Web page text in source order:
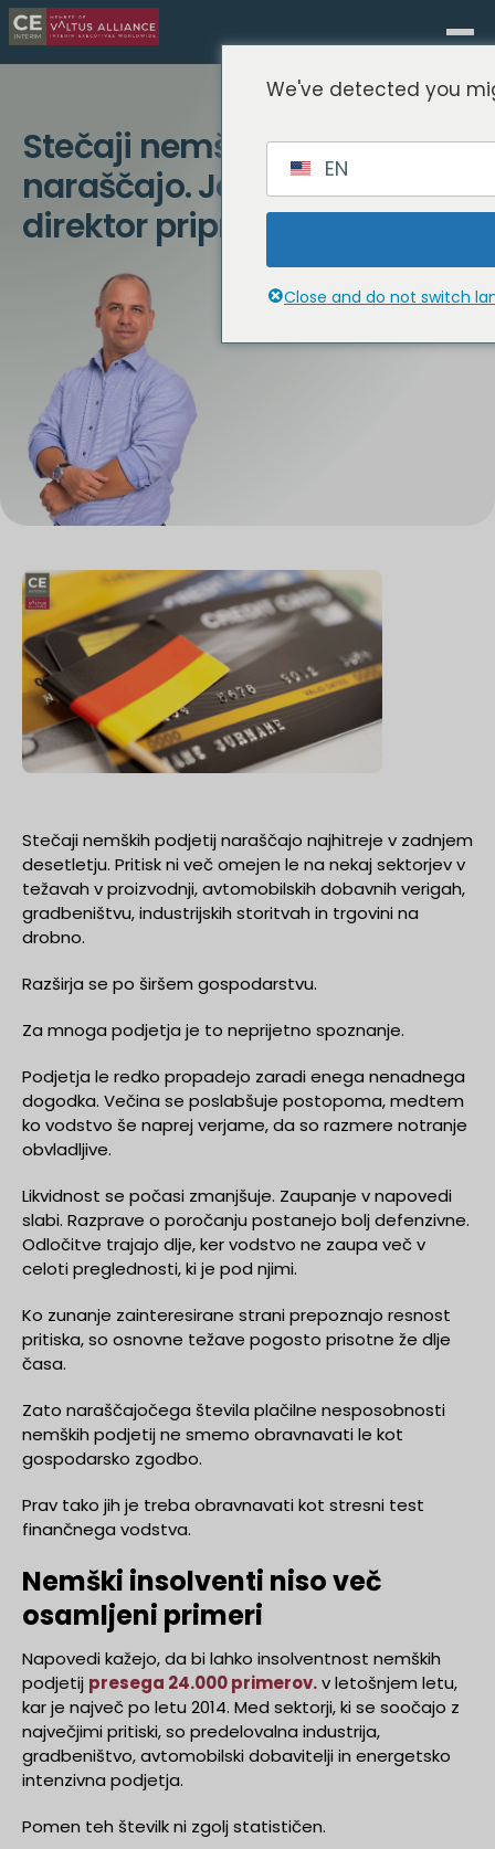
Stečaji nemških podjetij
naraščajo. Je vaš finančni
direktor pripravljen?
Stečaji nemških podjetij naraščajo najhitreje v zadnjem
desetletju. Pritisk ni več omejen le na nekaj sektorjev v
težavah v proizvodnji, avtomobilskih dobavnih verigah,
gradbeništvu, industrijskih storitvah in trgovini na
drobno.
Razširja se po širšem gospodarstvu.
Za mnoga podjetja je to neprijetno spoznanje.
Podjetja le redko propadejo zaradi enega nenadnega
dogodka. Večina se poslabšuje postopoma, medtem
ko vodstvo še naprej verjame, da so razmere notranje
obvladljive.
Likvidnost se počasi zmanjšuje. Zaupanje v napovedi
slabi. Razprave o poročanju postanejo bolj defenzivne.
Odločitve trajajo dlje, ker vodstvo ne zaupa več v
celoti preglednosti, ki je pod njimi.
Ko zunanje zainteresirane strani prepoznajo resnost
pritiska, so osnovne težave pogosto prisotne že dlje
časa.
Zato naraščajočega števila plačilne nesposobnosti
nemških podjetij ne smemo obravnavati le kot
gospodarsko zgodbo.
Prav tako jih je treba obravnavati kot stresni test
finančnega vodstva.
Nemški insolventi niso več
osamljeni primeri
Napovedi kažejo, da bi lahko insolventnost nemških
podjetij presega 24.000 primerov.v letošnjem letu,
kar je največ po letu 2014. Med sektorji, ki se soočajo z
največjimi pritiski, so predelovalna industrija,
gradbeništvo, avtomobilski dobavitelji in energetsko
intenzivna podjetja.
Pomen teh številk ni zgolj statističen.
We've detected you
EN
Close and do not switch